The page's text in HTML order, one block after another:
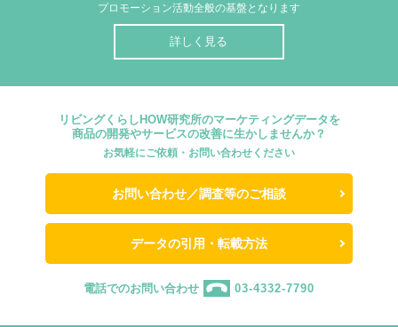
プロモーション活動全般の基盤となります
詳しく見る
リビングくらしHOW研究所のマーケティングデータを
商品の開発やサービスの改善に生かしませんか？
お気軽にご依頼・お問い合わせください
お問い合わせ／調査等のご相談
データの引用・転載方法
電話でのお問い合わせ 03-4332-7790